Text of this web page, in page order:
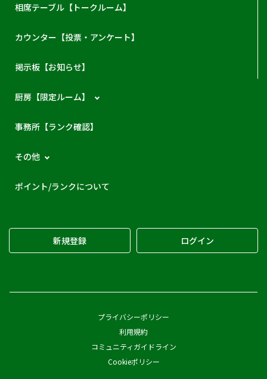
相席テーブル【トークルーム】
カウンター【投票・アンケート】
掲示板【お知らせ】
厨房【限定ルーム】
事務所【ランク確認】
その他
ポイント/ランクについて
新規登録 ログイン
プライバシーポリシー
利用規約
コミュニティガイドライン
Cookieポリシー